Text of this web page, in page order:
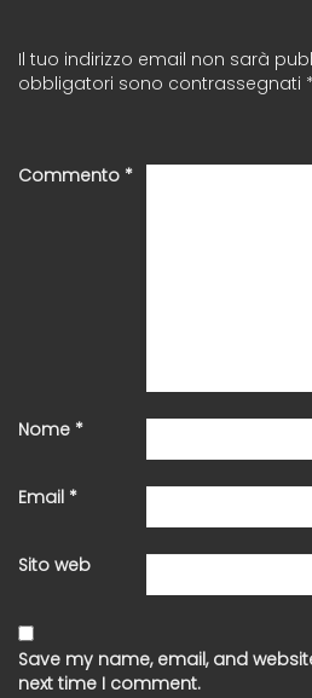
Il tuo indirizzo email non sarà
obbligatori sono contrassegnati *
Commento *
Nome *
Email *
Sito web
Save my name, email, and
next time I comment.